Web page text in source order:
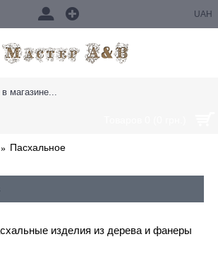
UAH
Пасхальное
изделия из дерева и фанеры